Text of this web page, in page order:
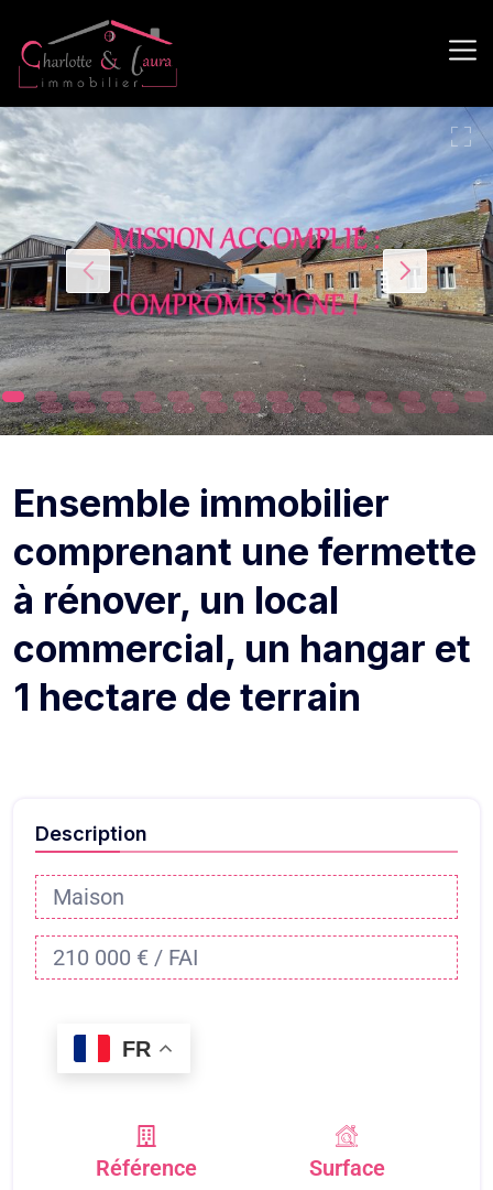
Ensemble immobilier
comprenant une fermette
à rénover, un local
commercial, un hangar et
1 hectare de terrain
Description
Maison
210 000 € / FAI
FR
Référence Surface